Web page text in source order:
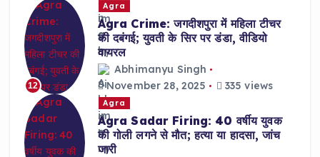
12
Agra
Agra Crime: जगदीशपुरा में महिला टीचर
की दबंगई; युवती के सिर पर डंडा, वीडियो
वायरल
Abhimanyu Singh
November 28, 2025
335 views
Agra
Agra Sadar Firing: 40 वर्षीय युवक
की गोली लगने से मौत; हत्या या हादसा, जांच
जारी